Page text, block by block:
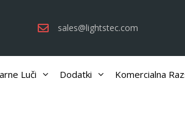
sales@lightstec.com
Luči Dodatki Komercialna